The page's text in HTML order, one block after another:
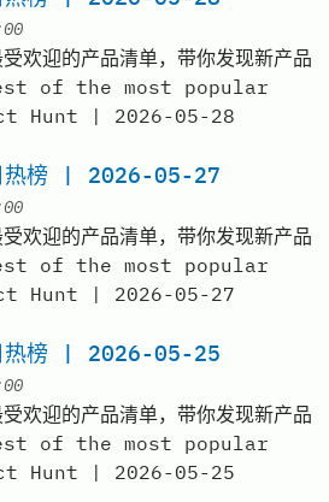
迎的产品清单，带你发现新产品
of the most popular
Hunt | 2026-05-28
榜 | 2026-05-27
迎的产品清单，带你发现新产品
of the most popular
Hunt | 2026-05-27
榜 | 2026-05-25
迎的产品清单，带你发现新产品
of the most popular
Hunt | 2026-05-25